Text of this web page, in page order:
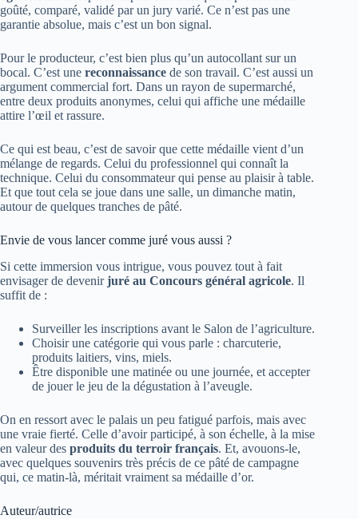
goûté, comparé, validé par un jury varié. Ce n’est pas une
garantie absolue, mais c’est un bon signal.
Pour le producteur, c’est bien plus qu’un autocollant sur un
bocal. C’est une reconnaissance de son travail. C’est aussi un
argument commercial fort. Dans un rayon de supermarché,
entre deux produits anonymes, celui qui affiche une médaille
attire l’œil et rassure.
Ce qui est beau, c’est de savoir que cette médaille vient d’un
mélange de regards. Celui du professionnel qui connaît la
technique. Celui du consommateur qui pense au plaisir à table.
Et que tout cela se joue dans une salle, un dimanche matin,
autour de quelques tranches de pâté.
Envie de vous lancer comme juré vous aussi ?
Si cette immersion vous intrigue, vous pouvez tout à fait
envisager de devenirjuré au Concours général agricole. Il
suffit de :
Surveiller les inscriptions avant le Salon de l’agriculture.
Choisir une catégorie qui vous parle : charcuterie,
produits laitiers, vins, miels.
Être disponible une matinée ou une journée, et accepter
de jouer le jeu de la dégustation à l’aveugle.
On en ressort avec le palais un peu fatigué parfois, mais avec
une vraie fierté. Celle d’avoir participé, à son échelle, à la mise
en valeur des produits du terroir français. Et, avouons-le,
avec quelques souvenirs très précis de ce pâté de campagne
qui, ce matin-là, méritait vraiment sa médaille d’or.
Auteur/autrice